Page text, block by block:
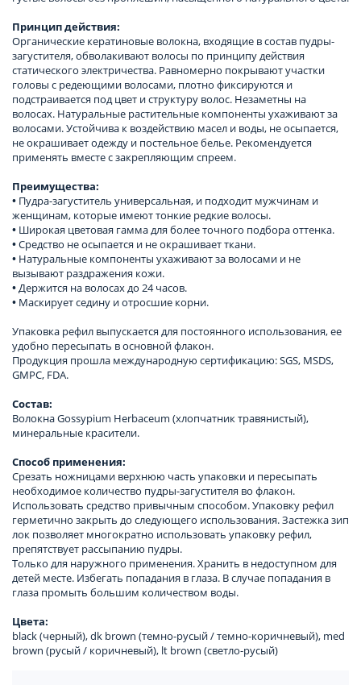
Принцип действия:
Органические кератиновые волокна, входящие в состав пудры-
загустителя, обволакивают волосы по принципу действия
статического электричества. Равномерно покрывают участки
головы с редеющими волосами, плотно фиксируются и
подстраивается под цвет и структуру волос. Незаметны на
волосах. Натуральные растительные компоненты ухаживают за
волосами. Устойчива к воздействию масел и воды, не осыпается,
не окрашивает одежду и постельное белье. Рекомендуется
применять вместе с закрепляющим спреем.
Преимущества:
• Пудра-загуститель универсальная, и подходит мужчинам и
женщинам, которые имеют тонкие редкие волосы.
• Широкая цветовая гамма для более точного подбора оттенка.
•Средство не осыпается и не окрашивает ткани.
• Натуральные компоненты ухаживают за волосами и не
вызывают раздражения кожи.
•Держится на волосах до 24 часов.
• Маскирует седину и отросшие корни.
Упаковка рефил выпускается для постоянного использования, ее
удобно пересыпать в основной флакон.
Продукция прошла международную сертификацию: SGS, MSDS,
GMPC, FDA.
Состав:
Волокна Gossypium Herbaceum (хлопчатник травянистый),
минеральные красители.
Способ применения:
Срезать ножницами верхнюю часть упаковки и пересыпать
необходимое количество пудры-загустителя во флакон.
Использовать средство привычным способом. Упаковку рефил
герметично закрыть до следующего использования. Застежка зип
лок позволяет многократно использовать упаковку рефил,
препятствует рассыпанию пудры.
Только для наружного применения. Хранить в недоступном для
детей месте. Избегать попадания в глаза. В случае попадания в
глаза промыть большим количеством воды.
Цвета:
black (черный), dk brown (темно-русый / темно-коричневый), med
brown (русый / коричневый), lt brown (светло-русый)